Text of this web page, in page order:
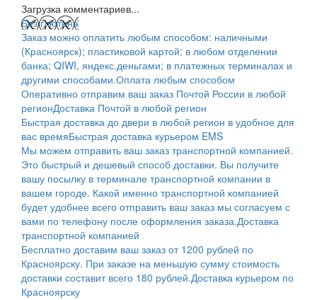
Загрузка комментариев...
Без глютена
Заказ можно оплатить любым способом: наличными
(Красноярск); пластиковой картой; в любом отделении
банка; QIWI, яндекс.деньгами; в платежных терминалах и
другими способами.Оплата любым способом
Оперативно отправим ваш заказ Почтой России в любой
регионДоставка Почтой в любой регион
Быстрая доставка до двери в любой регион в удобное для
вас времяБыстрая доставка курьером EMS
Мы можем отправить ваш заказ транспортной компанией.
Это быстрый и дешевый способ доставки. Вы получите
вашу посылку в терминале транспортной компании в
вашем городе. Какой именно транспортной компанией
будет удобнее всего отправить ваш заказ мы согласуем с
вами по телефону после оформления заказа.Доставка
транспортной компанией
Бесплатно доставим ваш заказ от 1200 рублей по
Красноярску. При заказе на меньшую сумму стоимость
доставки составит всего 180 рублей.Доставка курьером по
Красноярску